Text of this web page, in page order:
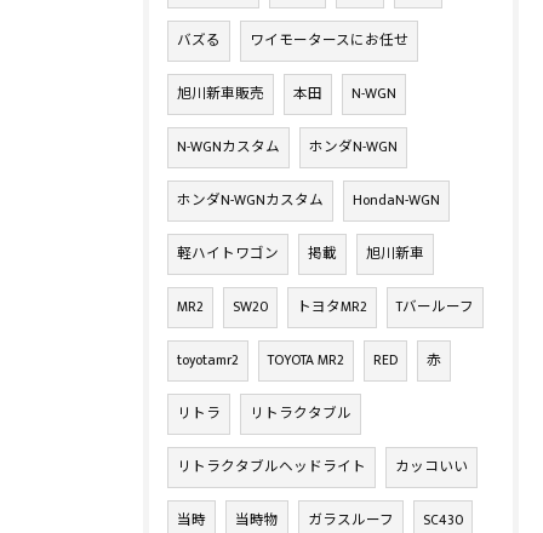
バズる ワイモータースにお任せ
旭川新車販売 本田 N-WGN
N-WGNカスタム ホンダN-WGN
ホンダN-WGNカスタム HondaN-WGN
軽ハイトワゴン 掲載 旭川新車
MR2 SW20 トヨタMR2 Tバールーフ
toyotamr2 TOYOTA MR2 RED 赤
リトラ リトラクタブル
リトラクタブルヘッドライト カッコいい
当時 当時物 ガラスルーフ SC430